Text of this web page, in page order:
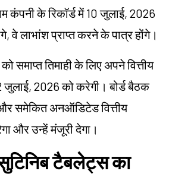
कंपनी के रिकॉर्ड में 10 जुलाई, 2026
वे लाभांश प्राप्त करने के पात्र होंगे।
समाप्त तिमाही के लिए अपने वित्तीय
जुलाई, 2026 को करेगी। बोर्ड बैठक
समेकित अनऑडिटेड वित्तीय
और उन्हें मंजूरी देगा।
टैबलेट्स का